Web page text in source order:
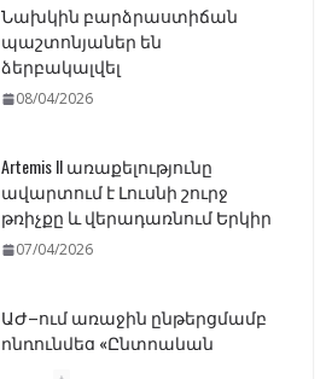
Նախկին բարձրաստիճան
պաշտոնյաներ են
ձերբակալվել
08/04/2026
Artemis II առաքելությունը
ավարտում է Լուսնի շուրջ
թռիչքը և վերադառնում Երկիր
07/04/2026
ԱԺ–ում առաջին ընթերցմամբ
ընդունվեց «Ընտրական